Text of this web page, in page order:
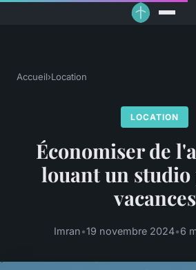
Accueil›Location
LOCATION
Économiser de
louant un studio
vacances
Imran•19 novembre 2024•6